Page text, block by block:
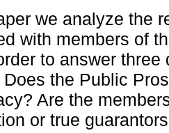
we analyze the
with members of
to answer
the Public
Are the
or true